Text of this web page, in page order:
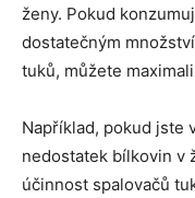
ženy. Pokud
dostatečným
tuků, můžete
Například, pokud jste
nedostatek bílkovin v
účinnost spalovačů